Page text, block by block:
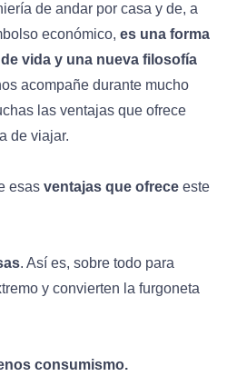
de andar por casa y de, a
económico, es una forma
vida y una nueva filosofía
acompañe durante mucho
las ventajas que ofrece
de viajar.
esas ventajas que ofrece este
. Así es, sobre todo para
y convierten la furgoneta
consumismo.